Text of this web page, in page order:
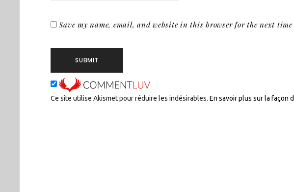
Save my name, email, and website in this browser for the next time
Ce site utilise Akismet pour réduire les indésirables.En savoir plus sur la façon